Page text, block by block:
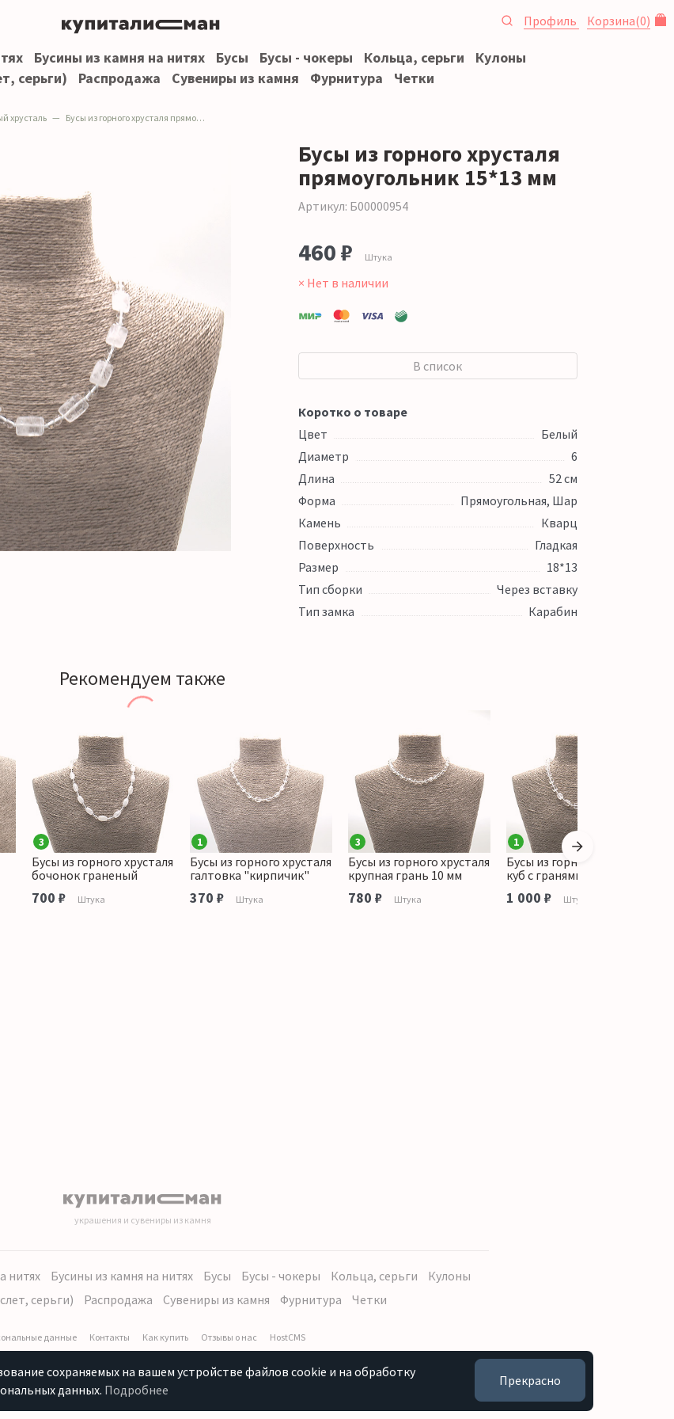
Профиль Корзина(0)
Бусины из камня на нитях Бусы Бусы - чокеры Кольца, серьги
Кулоны
серьги)
Распродажа Сувениры из камня Фурнитура Четки
хрусталь Бусы из горного хрусталя прямоугольник 15*13 мм
Бусы из горного хрусталя
прямоугольник 15*13 мм
Артикул: Б00000954
460 ₽ Штука
× Нет в наличии
В список
Коротко о товаре
Цвет
Белый
Диаметр
6
Длина
52 см
Форма
Прямоугольная, Шар
Камень
Кварц
Поверхность
Гладкая
Размер
18*13
Тип сборки
Через вставку
Тип замка
Карабин
Рекомендуем также
3
Бусы из горного хрусталя
бочонок граненый
700 ₽ Штука
1
Бусы из горного хрусталя
галтовка "кирпичик"
370 ₽ Штука
3
Бусы из горного хрусталя
крупная грань 10 мм
780 ₽ Штука
1
Бусы из горного хрусталя
куб с гранями
1 000 ₽ Штука
украшения и сувениры из камня
нитях Бусины из камня на нитях Бусы Бусы - чокеры Кольца, серьги
Кулоны
серьги)
Распродажа Сувениры из камня Фурнитура Четки
данные Контакты Как купить Отзывы о нас HostCMS
сохраняемых на вашем устройстве файлов cookie и на обработку
данных. Подробнее
Прекрасно